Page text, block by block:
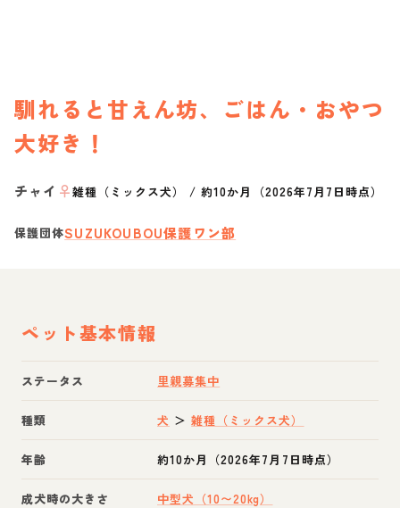
馴れると甘えん坊、ごはん・おやつ
大好き！
チャイ ♀雑種（ミックス犬） /約10か月（2026年7月7日時点）
保護団体SUZUKOUBOU保護ワン部
ペット基本情報
ステータス 里親募集中
種類 犬 ＞雑種（ミックス犬）
年齢 約10か月（2026年7月7日時点）
成犬時の大きさ 中型犬（10〜20kg）